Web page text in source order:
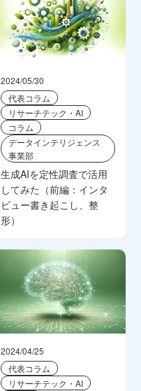
2024/05/30
代表コラム
リサーチテック・AI
コラム
データインテリジェンス
事業部
生成AIを定性調査で活用
してみた（前編：インタ
ビュー書き起こし、整
形）
2024/04/25
代表コラム
リサーチテック・AI